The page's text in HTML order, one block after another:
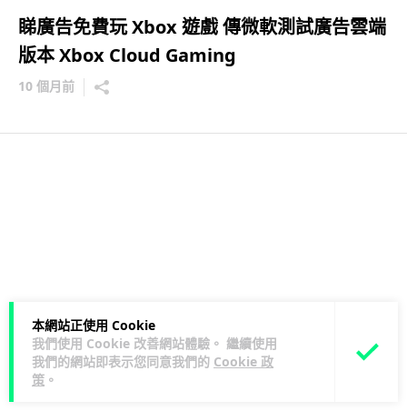
本網站正使用 Cookie
我們使用 Cookie 改善網站體驗。 繼續使用
我們的網站即表示您同意我們的 Cookie 政
策 。
睇廣告免費玩 Xbox 遊戲 傳微軟測試廣告雲端
版本 Xbox Cloud Gaming
10 個月前